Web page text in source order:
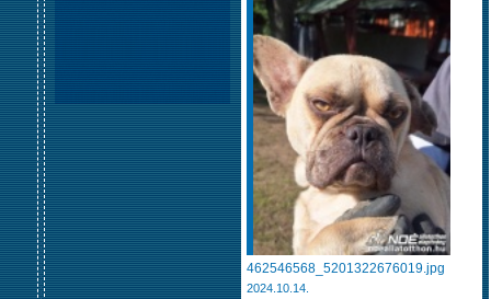
462546568_5201322676019.jpg
2024.10.14.